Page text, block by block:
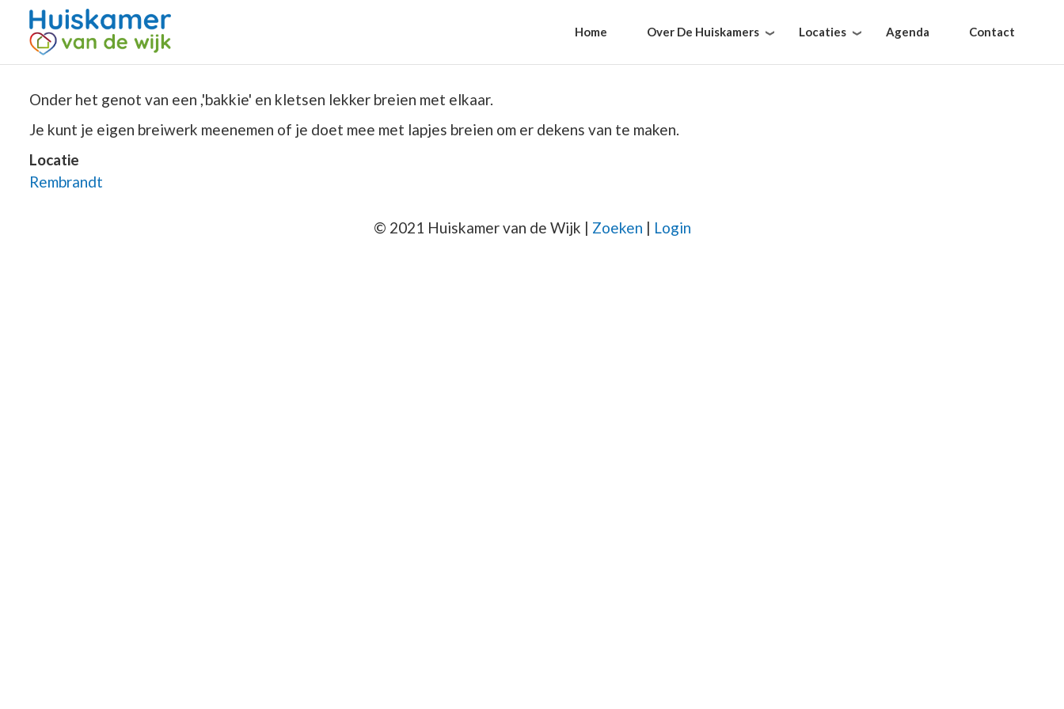
Home Over De Huiskamers Locaties Agenda Contact
Onder het genot van een ,'bakkie' en kletsen lekker breien met elkaar.
Je kunt je eigen breiwerk meenemen of je doet mee met lapjes breien om er dekens van te maken.
Locatie
Rembrandt
© 2021 Huiskamer van de Wijk | Zoeken | Login